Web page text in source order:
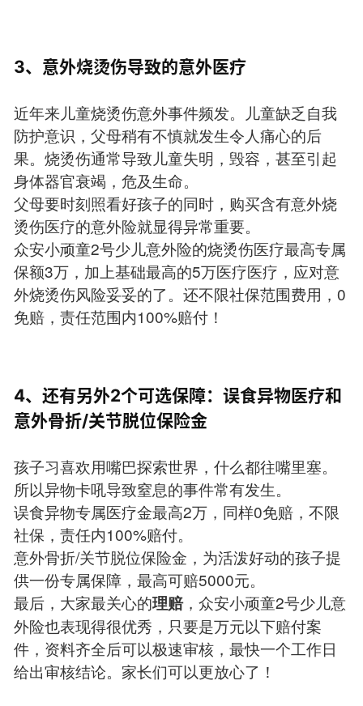
3、意外烧烫伤导致的意外医疗
近年来儿童烧烫伤意外事件频发。儿童缺乏自我
防护意识，父母稍有不慎就发生令人痛心的后
果。烧烫伤通常导致儿童失明，毁容，甚至引起
身体器官衰竭，危及生命。
父母要时刻照看好孩子的同时，购买含有意外烧
烫伤医疗的意外险就显得异常重要。
众安小顽童2号少儿意外险的烧烫伤医疗最高专属
保额3万，加上基础最高的5万医疗医疗，应对意
外烧烫伤风险妥妥的了。还不限社保范围费用，0
免赔，责任范围内100%赔付！
4、还有另外2个可选保障：误食异物医疗和
意外骨折/关节脱位保险金
孩子习喜欢用嘴巴探索世界，什么都往嘴里塞。
所以异物卡吼导致窒息的事件常有发生。
误食异物专属医疗金最高2万，同样0免赔，不限
社保，责任内100%赔付。
意外骨折/关节脱位保险金，为活泼好动的孩子提
供一份专属保障，最高可赔5000元。
最后，大家最关心的理赔，众安小顽童2号少儿意
外险也表现得很优秀，只要是万元以下赔付案
件，资料齐全后可以极速审核，最快一个工作日
给出审核结论。家长们可以更放心了！